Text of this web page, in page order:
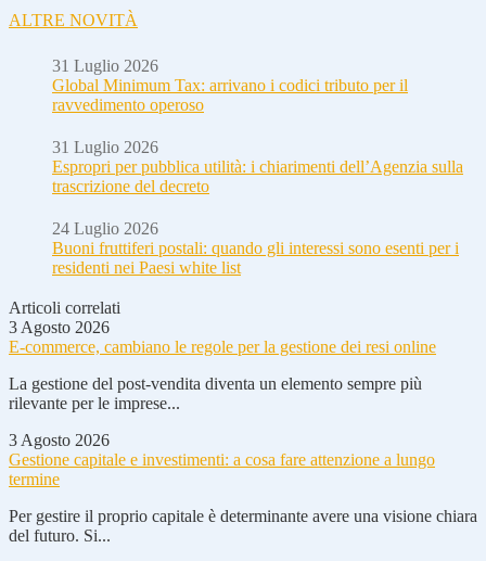
ALTRE NOVITÀ
31 Luglio 2026
Global Minimum Tax: arrivano i codici tributo per il
ravvedimento operoso
31 Luglio 2026
Espropri per pubblica utilità: i chiarimenti dell’Agenzia sulla
trascrizione del decreto
24 Luglio 2026
Buoni fruttiferi postali: quando gli interessi sono esenti per i
residenti nei Paesi white list
Articoli correlati
3 Agosto 2026
E-commerce, cambiano le regole per la gestione dei resi online
La gestione del post-vendita diventa un elemento sempre più
rilevante per le imprese...
3 Agosto 2026
Gestione capitale e investimenti: a cosa fare attenzione a lungo
termine
Per gestire il proprio capitale è determinante avere una visione chiara
del futuro. Si...